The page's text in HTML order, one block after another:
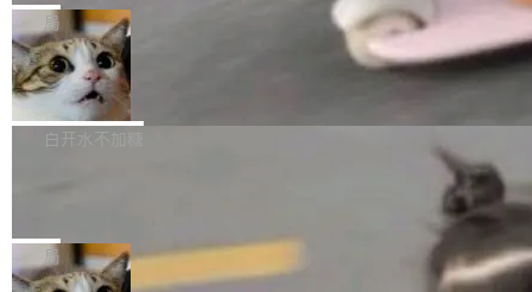
了。 闲置的 cell 会休眠到几乎不占资源。当 cel
l 迁移或唤醒时，新宿主从 S3 恢复 SQLite 数据
库继续执行。存储库是持久化的唯一真相...
例如iQOO Z11i、REDMI Note 17、REDMI No
te 17 Pro、OPPO K15，要么是vivo X300 E这
样的次旗舰。 Galaxy Z Fold8 Ultra / Z Fold8 /
Z Flip8三款折叠屏新机均在7月22日发布，且全
部搭载骁龙8 Elite Gen5 for Galaxy，它们本该
个在 git commit 之间记录每一次编辑操作的版
本控制系统。目前处于 Early Access 阶段。 De
ltaDB 的核心思路直接写在 landing page 最显
眼的位置：「Software is made between com
mits」——软件是在 commit 之间写出来的。git
是把这段空隙补上。 回退到任何一次编辑：Delt
aDB 捕获 commit 之间的每一次操作，...
局
SpaceXAI 单季资本开支达 183 亿美元
根据风险投资人Tomer Tunguz 博客（VC 分
析）披露的最新分析与第二季度业绩报告，Spac
微软同期总资本开支的四成。 与亚马逊、Alpha
bet、微软以及 Meta 等传统科技巨头相比，Spa
白开水不加糖
一个在终端里运行的编程 agent；Muse Spark
1.2，驱动这个 agent 的新模型。一句话概括：
局